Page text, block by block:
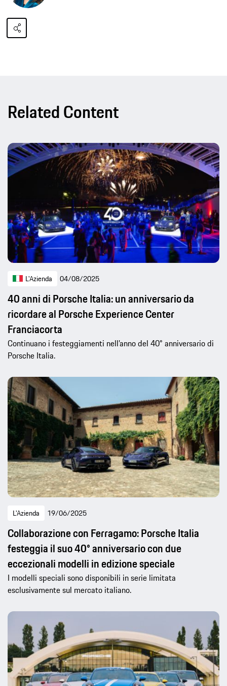
Related Content
L'Azienda 04/08/2025
40 anni di Porsche Italia: un anniversario da
ricordare al Porsche Experience Center
Franciacorta
Continuano i festeggiamenti nell’anno del 40° anniversario di
Porsche Italia.
L'Azienda 19/06/2025
Collaborazione con Ferragamo: Porsche Italia
festeggia il suo 40° anniversario con due
eccezionali modelli in edizione speciale
I modelli speciali sono disponibili in serie limitata
esclusivamente sul mercato italiano.